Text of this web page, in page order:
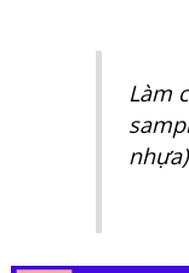
Làm
nhựa)